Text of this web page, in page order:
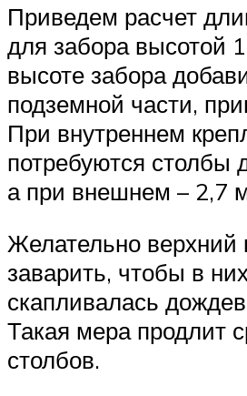
Приведем расчет
для забора высотой
высоте забора
подземной части,
При внутреннем
потребуются столбы
а при внешнем – 2,7
Желательно верхний
заварить, чтобы в
скапливалась
Такая мера продлит
столбов.